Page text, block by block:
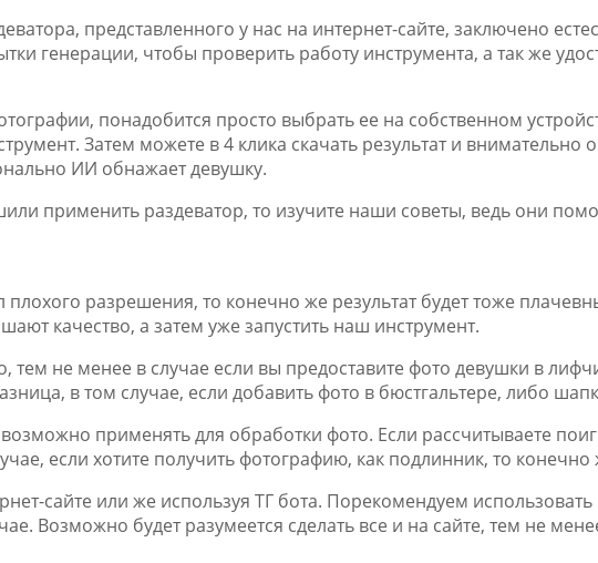
представленного у нас на интернет-сайте, заключено
генерации, чтобы проверить работу инструмента, а так же
понадобится просто выбрать ее на собственном
Затем можете в 4 клика скачать результат и внимательно
ИИ обнажает девушку.
применить раздеватор, то изучите наши советы, ведь они
плохого разрешения, то конечно же результат будет тоже
качество, а затем уже запустить наш инструмент.
тем не менее в случае если вы предоставите фото девушки в
в том случае, если добавить фото в бюстгальтере, либо
применять для обработки фото. Если рассчитываете
если хотите получить фотографию, как подлинник, то конечно
сайте или же используя ТГ бота. Порекомендуем использовать
Возможно будет разумеется сделать все и на сайте, тем не